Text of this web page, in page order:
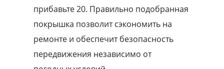
прибавьте 20. Правильно подобранная
покрышка позволит сэкономить на
ремонте и обеспечит безопасность
передвижения независимо от